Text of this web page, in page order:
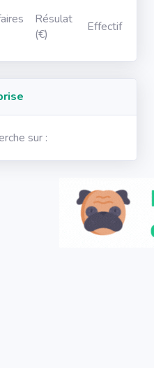
Résulat
(€)
Effectif
sur :